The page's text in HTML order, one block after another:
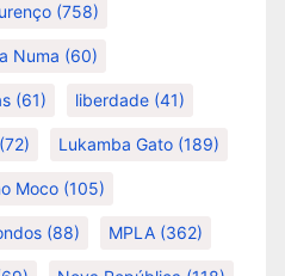
(758)
Numa (60)
(61) liberdade (41)
(72) Lukamba Gato (189)
Moco (105)
(88) MPLA (362)